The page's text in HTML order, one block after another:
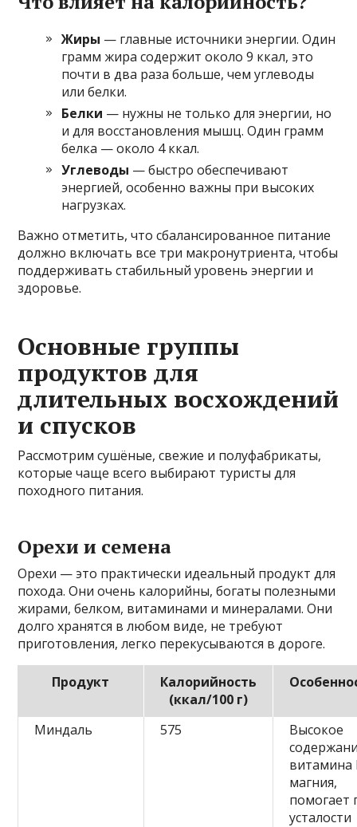
Жиры — главные источники энергии. Один
грамм жира содержит около 9 ккал, это
почти в два раза больше, чем углеводы
или белки.
Белки — нужны не только для энергии, но
и для восстановления мышц. Один грамм
белка — около 4 ккал.
Углеводы — быстро обеспечивают
энергией, особенно важны при высоких
нагрузках.
Важно отметить, что сбалансированное питание
должно включать все три макронутриента, чтобы
поддерживать стабильный уровень энергии и
здоровье.
Основные группы
продуктов для
длительных восхождений
и спусков
Рассмотрим сушёные, свежие и полуфабрикаты,
которые чаще всего выбирают туристы для
походного питания.
Орехи и семена
Орехи — это практически идеальный продукт для
похода. Они очень калорийны, богаты полезными
жирами, белком, витаминами и минералами. Они
долго хранятся в любом виде, не требуют
приготовления, легко перекусываются в дороге.
Продукт
Калорийность
(ккал/100 г)
Миндаль 575
Высокое
витамина
магния,
помогает
усталости